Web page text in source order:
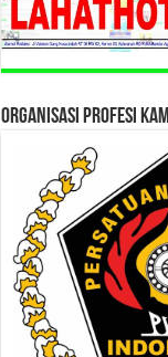
ORGANISASI PROFESI KAMI